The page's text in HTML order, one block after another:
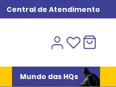
Central de Atendimento
Mundo das HQs